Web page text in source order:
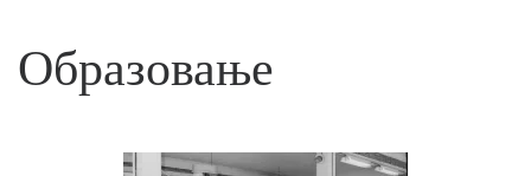
Образовање